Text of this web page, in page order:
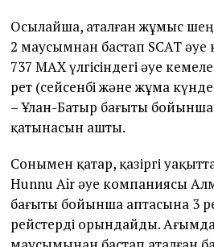
Осылайша, аталған жұмыс
2 маусымнан бастап SCAT
737 MAX үлгісіндегі әуе
рет (сейсенбі және жұма
– Ұлан-Батыр бағыты
қатынасын ашты.
Сонымен қатар, қазіргі
Hunnu Air әуе компаниясы
бағыты бойынша аптасына 3
рейстерді орындайды.